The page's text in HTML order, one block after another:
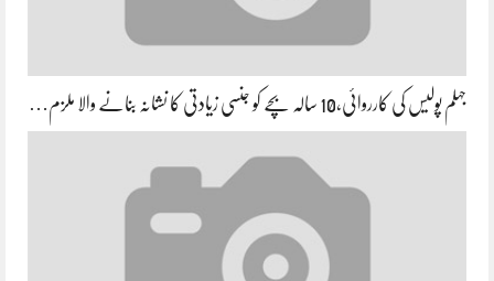
جہلم پولیس کی کارروائی،10 سالہ بچے کو جنسی زیادتی کا نشانہ بنانے والا ملزم…